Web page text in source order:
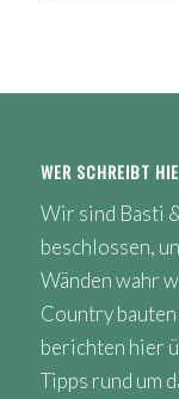
WER SCHREIBT
Wir sind Basti
beschlossen,
Wänden wahr
Country
berichten hier
Tipps rund um